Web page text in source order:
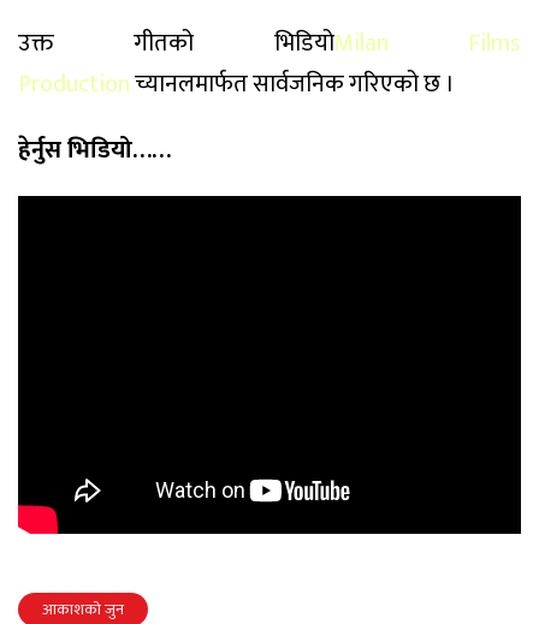
उक्त गीतको भिडियोMilan Films
Productionच्यानलमार्फत सार्वजनिक गरिएको छ ।
हेर्नुस भिडियो……
आकाशको जुन